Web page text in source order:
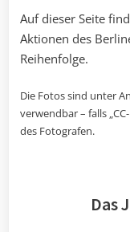
Auf dieser Seite
Aktionen des
Reihenfolge.
Die Fotos sind unter
verwendbar – falls
des Fotografen.
Das